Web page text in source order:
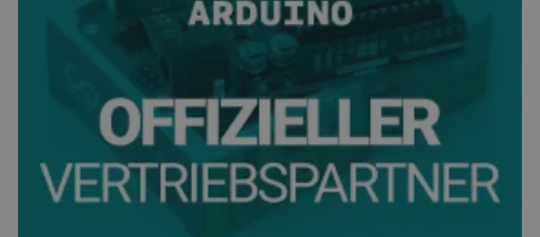
.botland.de
LaVisitorId_Ym90bGFuZC5sYWRlc2suY29tLw